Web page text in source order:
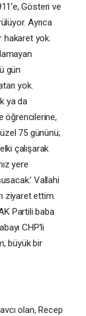
Gösteri ve
Ayrıca
hakaret yok.
gün
yok.
ya da
öğrencilerine,
75 gününü;
çalışarak
yere
Vallahi
ziyaret ettim.
Partili baba
CHP’li
büyük bir
olan, Recep